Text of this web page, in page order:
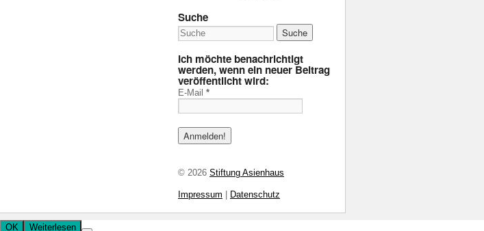
Suche
Ich möchte benachrichtigt
werden, wenn ein neuer Beitrag
veröffentlicht wird:
E-Mail *
© 2026 Stiftung Asienhaus
Impressum Datenschutz
OK Weiterlesen